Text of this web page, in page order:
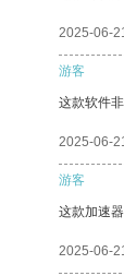
2025-06-
游客
这款软件
2025-06-
游客
这款加速
2025-06-